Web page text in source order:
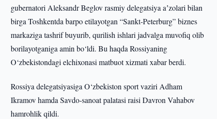
gubernatori Aleksandr Beglov rasmiy delegatsiya aʼzolari bilan
birga Toshkentda barpo etilayotgan “Sankt-Peterburg” biznes
markaziga tashrif buyurib, qurilish ishlari jadvalga muvofiq olib
borilayotganiga amin bo‘ldi. Bu haqda Rossiyaning
O‘zbekistondagi elchixonasi matbuot xizmati xabar berdi.
Rossiya delegatsiyasiga O‘zbekiston sport vaziri Adham
Ikramov hamda Savdo-sanoat palatasi raisi Davron Vahabov
hamrohlik qildi.